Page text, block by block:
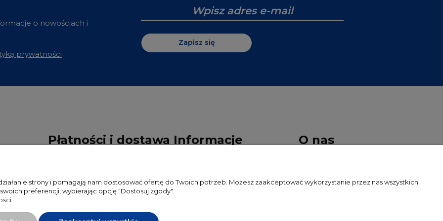
o nowościach i
prywatności
Zapisz się
Płatności i dostawa Informacje O nas
O firmie
strony i pomagają nam dostosować ofertę do Twoich potrzeb. Możesz zaakceptować wykorzystanie przez nas wszystkich
preferencji, wybierając opcję "Dostosuj zgody".